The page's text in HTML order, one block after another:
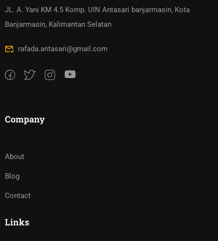
JL. A. Yani KM 4.5 Komp. UIN Antasari banjarmasin, Kota
Banjarmasin, Kalimantan Selatan
rafada.antasari@gmail.com
Company
About
Blog
Contact
Links